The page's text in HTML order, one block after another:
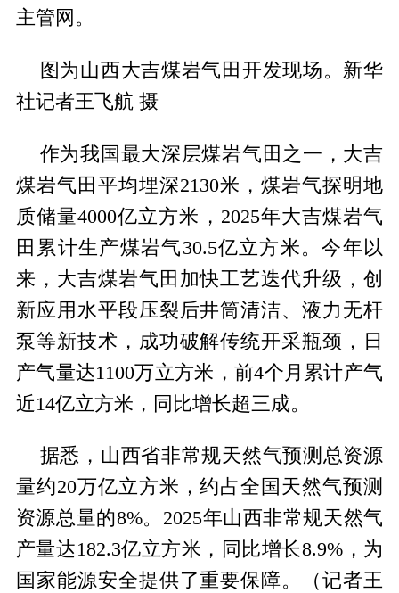
主管网。
图为山西大吉煤岩气田开发现场。新华
社记者王飞航 摄
作为我国最大深层煤岩气田之一，大吉
煤岩气田平均埋深2130米，煤岩气探明地
质储量4000亿立方米，2025年大吉煤岩气
田累计生产煤岩气30.5亿立方米。今年以
来，大吉煤岩气田加快工艺迭代升级，创
新应用水平段压裂后井筒清洁、液力无杆
泵等新技术，成功破解传统开采瓶颈，日
产气量达1100万立方米，前4个月累计产气
近14亿立方米，同比增长超三成。
据悉，山西省非常规天然气预测总资源
量约20万亿立方米，约占全国天然气预测
资源总量的8%。2025年山西非常规天然气
产量达182.3亿立方米，同比增长8.9%，为
国家能源安全提供了重要保障。（记者王